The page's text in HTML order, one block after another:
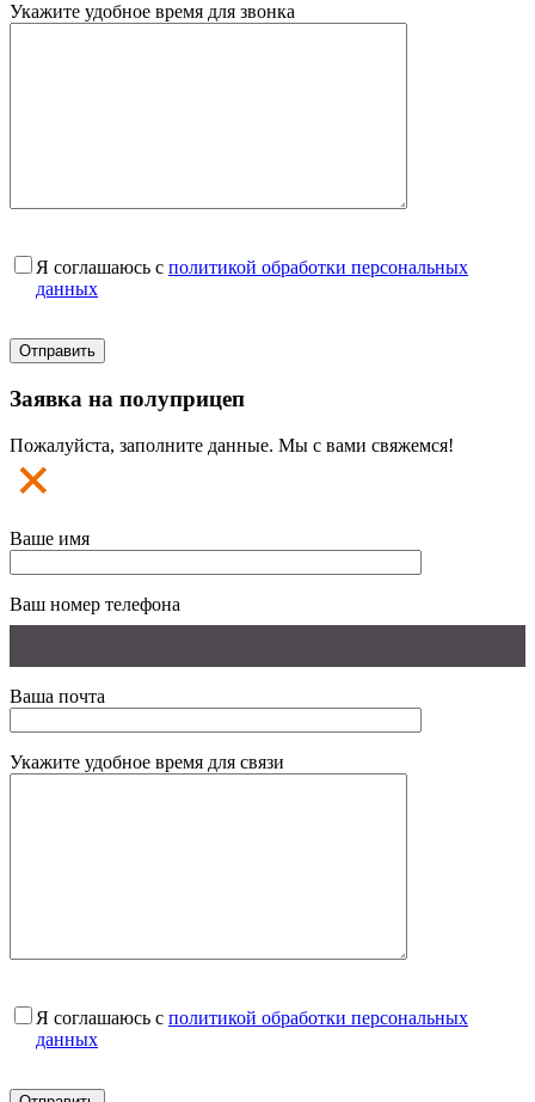
Укажите удобное время для звонка
Я соглашаюсь с политикой обработки персональных
данных
Заявка на полуприцеп
Пожалуйста, заполните данные. Мы с вами свяжемся!
Ваше имя
Ваш номер телефона
Ваша почта
Укажите удобное время для связи
Я соглашаюсь с политикой обработки персональных
данных